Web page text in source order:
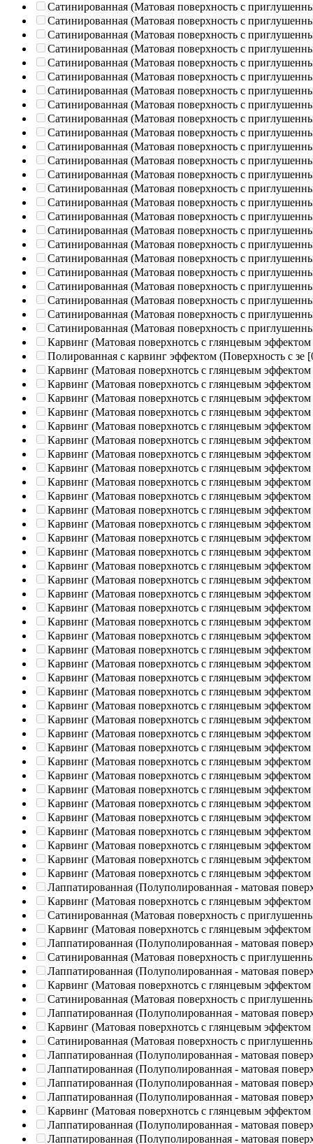
Сатинированная (Матовая поверхность с
Сатинированная (Матовая поверхность с
Сатинированная (Матовая поверхность с
Сатинированная (Матовая поверхность с
Сатинированная (Матовая поверхность с
Сатинированная (Матовая поверхность с
Сатинированная (Матовая поверхность с
Сатинированная (Матовая поверхность с
Сатинированная (Матовая поверхность с
Сатинированная (Матовая поверхность с
Сатинированная (Матовая поверхность с
Сатинированная (Матовая поверхность с
Сатинированная (Матовая поверхность с
Сатинированная (Матовая поверхность с
Сатинированная (Матовая поверхность с
Сатинированная (Матовая поверхность с
Сатинированная (Матовая поверхность с
Сатинированная (Матовая поверхность с
Сатинированная (Матовая поверхность с
Сатинированная (Матовая поверхность с
Сатинированная (Матовая поверхность с
Сатинированная (Матовая поверхность с
Сатинированная (Матовая поверхность с
Сатинированная (Матовая поверхность с
Карвинг (Матовая поверхнотсь с глянцевым эффектом
Полированная c карвинг эффектом (Поверхность с зе
Карвинг (Матовая поверхнотсь с глянцевым эффектом
Карвинг (Матовая поверхнотсь с глянцевым эффектом
Карвинг (Матовая поверхнотсь с глянцевым эффектом
Карвинг (Матовая поверхнотсь с глянцевым эффектом
Карвинг (Матовая поверхнотсь с глянцевым эффектом
Карвинг (Матовая поверхнотсь с глянцевым эффектом
Карвинг (Матовая поверхнотсь с глянцевым эффектом
Карвинг (Матовая поверхнотсь с глянцевым эффектом
Карвинг (Матовая поверхнотсь с глянцевым эффектом
Карвинг (Матовая поверхнотсь с глянцевым эффектом
Карвинг (Матовая поверхнотсь с глянцевым эффектом
Карвинг (Матовая поверхнотсь с глянцевым эффектом
Карвинг (Матовая поверхнотсь с глянцевым эффектом
Карвинг (Матовая поверхнотсь с глянцевым эффектом
Карвинг (Матовая поверхнотсь с глянцевым эффектом
Карвинг (Матовая поверхнотсь с глянцевым эффектом
Карвинг (Матовая поверхнотсь с глянцевым эффектом
Карвинг (Матовая поверхнотсь с глянцевым эффектом
Карвинг (Матовая поверхнотсь с глянцевым эффектом
Карвинг (Матовая поверхнотсь с глянцевым эффектом
Карвинг (Матовая поверхнотсь с глянцевым эффектом
Карвинг (Матовая поверхнотсь с глянцевым эффектом
Карвинг (Матовая поверхнотсь с глянцевым эффектом
Карвинг (Матовая поверхнотсь с глянцевым эффектом
Карвинг (Матовая поверхнотсь с глянцевым эффектом
Карвинг (Матовая поверхнотсь с глянцевым эффектом
Карвинг (Матовая поверхнотсь с глянцевым эффектом
Карвинг (Матовая поверхнотсь с глянцевым эффектом
Карвинг (Матовая поверхнотсь с глянцевым эффектом
Карвинг (Матовая поверхнотсь с глянцевым эффектом
Карвинг (Матовая поверхнотсь с глянцевым эффектом
Карвинг (Матовая поверхнотсь с глянцевым эффектом
Карвинг (Матовая поверхнотсь с глянцевым эффектом
Карвинг (Матовая поверхнотсь с глянцевым эффектом
Карвинг (Матовая поверхнотсь с глянцевым эффектом
Карвинг (Матовая поверхнотсь с глянцевым эффектом
Карвинг (Матовая поверхнотсь с глянцевым эффектом
Лаппатированная (Полуполированная - матовая
Карвинг (Матовая поверхнотсь с глянцевым эффектом
Сатинированная (Матовая поверхность с
Карвинг (Матовая поверхнотсь с глянцевым эффектом
Лаппатированная (Полуполированная - матовая
Сатинированная (Матовая поверхность с
Лаппатированная (Полуполированная - матовая
Карвинг (Матовая поверхнотсь с глянцевым эффектом
Сатинированная (Матовая поверхность с
Лаппатированная (Полуполированная - матовая
Карвинг (Матовая поверхнотсь с глянцевым эффектом
Сатинированная (Матовая поверхность с
Лаппатированная (Полуполированная - матовая
Лаппатированная (Полуполированная - матовая
Лаппатированная (Полуполированная - матовая
Лаппатированная (Полуполированная - матовая
Карвинг (Матовая поверхнотсь с глянцевым эффектом
Лаппатированная (Полуполированная - матовая
Лаппатированная (Полуполированная - матовая